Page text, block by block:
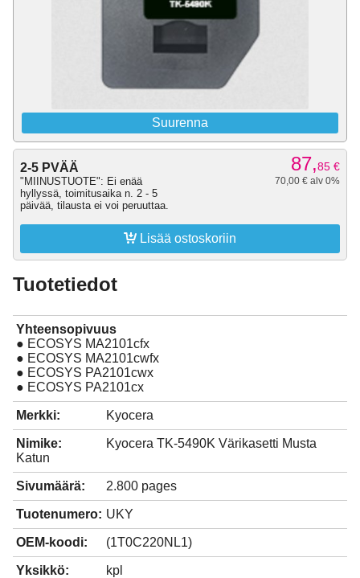
Suurenna
2-5 PVÄÄ
"MIINUSTUOTE": Ei enää
hyllyssä, toimitusaika n. 2 - 5
päivää, tilausta ei voi peruuttaa.
87,85 €
70,00 € alv 0%
 Lisää ostoskoriin
Tuotetiedot
Yhteensopivuus
● ECOSYS MA2101cfx
● ECOSYS MA2101cwfx
● ECOSYS PA2101cwx
● ECOSYS PA2101cx
Merkki: Kyocera
Nimike:
Kyocera TK-5490K Värikasetti Musta
Katun
Sivumäärä: 2.800 pages
Tuotenumero: UKY
OEM-koodi: (1T0C220NL1)
Yksikkö: kpl